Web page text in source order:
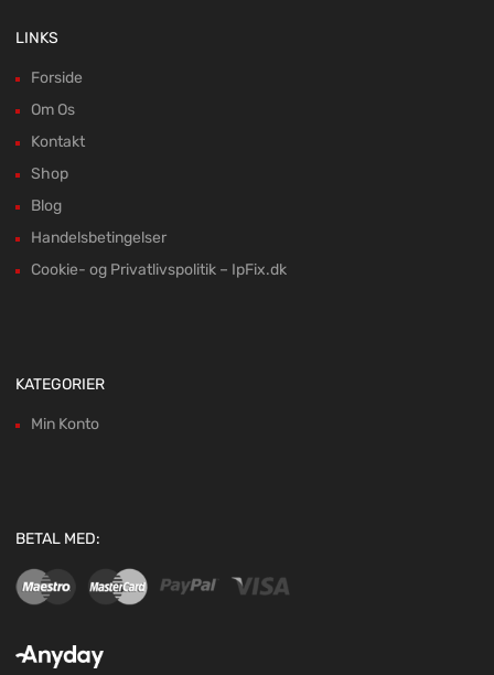
LINKS
Forside
Om Os
Kontakt
Shop
Blog
Handelsbetingelser
Cookie- og Privatlivspolitik – IpFix.dk
KATEGORIER
Min Konto
BETAL MED: